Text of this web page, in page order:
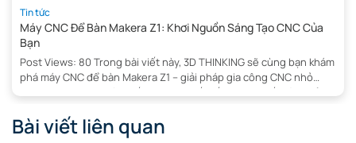
Tin tức
Máy CNC Để Bàn Makera Z1: Khơi Nguồn Sáng Tạo CNC Của
Bạn
Post Views: 80 Trong bài viết này, 3D THINKING sẽ cùng bạn khám
phá máy CNC để bàn Makera Z1 – giải pháp gia công CNC nhỏ
gọn, thông minh giúp biến những thiết kế kỹ thuật số thành sản
đơn […]
Bài viết liên quan